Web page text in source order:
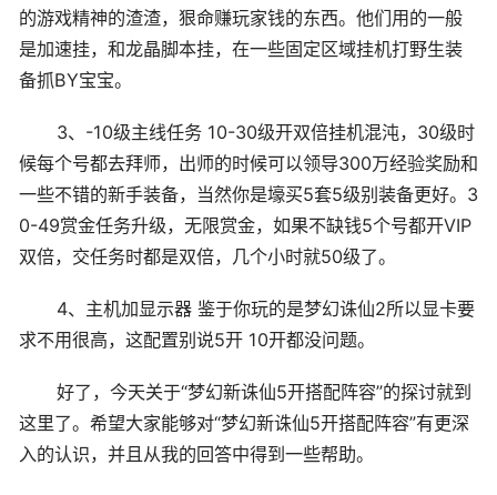
的游戏精神的渣渣，狠命赚玩家钱的东西。他们用的一般
是加速挂，和龙晶脚本挂，在一些固定区域挂机打野生装
备抓BY宝宝。
3、-10级主线任务 10-30级开双倍挂机混沌，30级时
候每个号都去拜师，出师的时候可以领导300万经验奖励和
一些不错的新手装备，当然你是壕买5套5级别装备更好。3
0-49赏金任务升级，无限赏金，如果不缺钱5个号都开VIP
双倍，交任务时都是双倍，几个小时就50级了。
4、主机加显示器 鉴于你玩的是梦幻诛仙2所以显卡要
求不用很高，这配置别说5开 10开都没问题。
好了，今天关于“梦幻新诛仙5开搭配阵容”的探讨就到
这里了。希望大家能够对“梦幻新诛仙5开搭配阵容”有更深
入的认识，并且从我的回答中得到一些帮助。